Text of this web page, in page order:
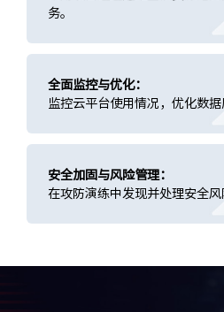
务。
全面监控与优化：
监控云平台使用情况，优化数据
安全加固与风险管理：
在攻防演练中发现并处理安全风